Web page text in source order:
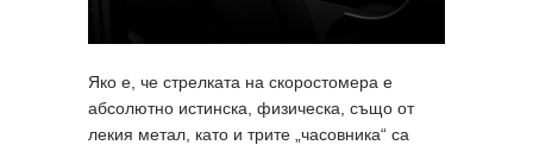
Яко е, че стрелката на скоростомера е
абсолютно истинска, физическа, също от
лекия метал, като и трите „часовника“ са